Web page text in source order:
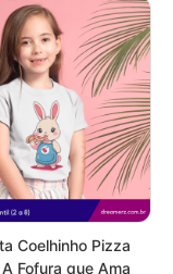
Coelhinho Pizza
A Fofura que Ama
Fast Food!
R$ 85,25
28,42sem juros